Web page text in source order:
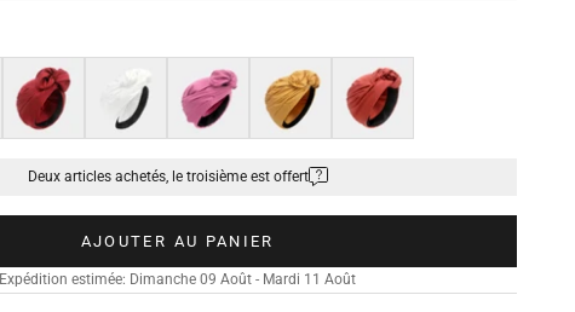
Rouge Jaune Rouge rouille
Deux articles achetés, le troisième est offert
AJOUTER AU PANIER
Expédition estimée: Dimanche 09 Août - Mardi 11 Août